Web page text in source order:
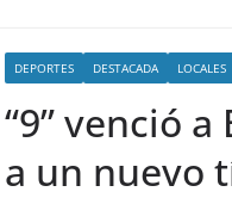
DEPORTES DESTACADA LOCALES
“9” venció
a un nuevo